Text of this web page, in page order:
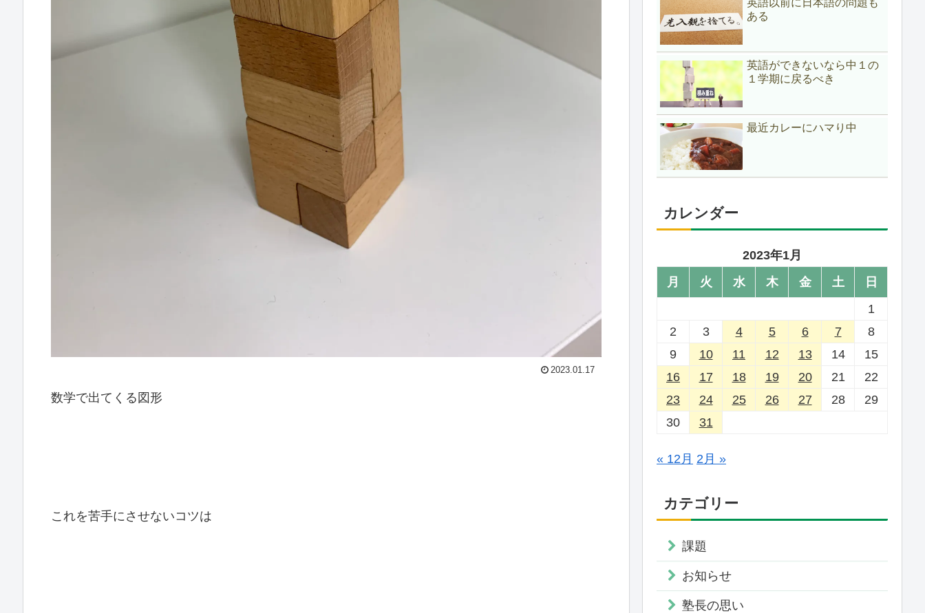
2023.01.17
数学で出てくる図形
これを苦手にさせないコツは
英語以前に日本語の問題も
ある
英語ができないなら中１の
１学期に戻るべき
最近カレーにハマり中
カレンダー
2023年1月
月
火 水 木 金 土
日
1
2
3 4 5 6 7
8
9
10 11 12 13 14
15
16
17 18 19 20 21
22
23
24 25 26 27 28
29
30
31
« 12月 2月 »
カテゴリー
課題
お知らせ
塾長の思い